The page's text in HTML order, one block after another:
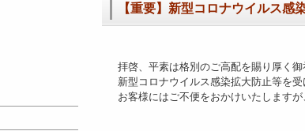
【重要】新型コロナウイルス感
拝啓、平素は格別のご高配を賜り厚く御
新型コロナウイルス感染拡大防止等を
お客様にはご不便をおかけいたします